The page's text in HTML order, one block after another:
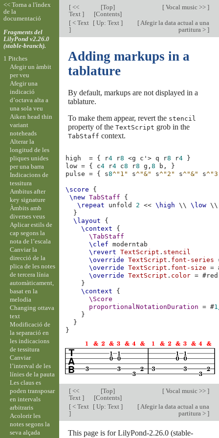
[<<
Text ]
[Top]
[Contents]
[Vocal music >> ]
[< Text
]
[Up: Text ] [Afegir la data actual a una
partitura > ]
Adding markups in a
tablature
By default, markups are not displayed in a
tablature.
To make them appear, revert the stencil
property of the TextScript grob in the
TabStaff context.
high = { r4 r8 <g c'> q r8 r4
}
low = { c4 r4 c8 r8 g,8 b,
}
pulse
= { s8^"1" s^"&" s^"2" s^"&" s
\score
{
\new TabStaff
{
\repeat
unfold 2 << \high \\ \low \\
}
\layout
{
\context
{
\TabStaff
\clef
moderntab
\revert
TextScript . stencil
\override
TextScript . font-series
\override
TextScript . font-size =
\override
TextScript . color = #red
}
\context
{
\Score
proportionalNotationDuration
= #
}
}
}
[<<
Text ]
[Top]
[Contents]
[Vocal music >> ]
[< Text
]
[Up: Text ] [Afegir la data actual a una
partitura > ]
This page is for LilyPond-2.26.0 (stable-
<< Torna a l'índex
de la
documentació
Fragments del
LilyPond v2.26.0
(stable-branch).
1 Pitches
Afegir un àmbit
per veu
Afegir una
indicació
d’octava alta a
una sola veu
Aiken head thin
variant
noteheads
Alterar la
longitud de les
pliques unides
per una barra
Indicacions de
tessitura
Ambitus after
key signature
Àmbits amb
diverses veus
Aplicar estils de
cap segons la
nota de l’escala
Canviar la
direcció de la
plica de les notes
de tercera línia
automàticament,
basat en la
melodia
Changing ottava
text
Modificació de
la separació en
les indicacions
de tessitura
Canviar
l’interval de les
línies de la pauta
Les claus es
poden transposar
en intervals
arbitraris
Acolorir les
notes segons la
seva alçada